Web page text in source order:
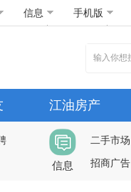
信息 手机版
江油房产
信息
二手市场
招商广告